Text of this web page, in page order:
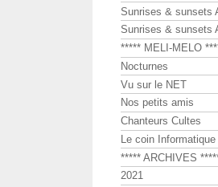
Sunrises & sunsets
Sunrises & sunsets
***** MELI-MELO
Nocturnes
Vu sur le NET
Nos petits amis
Chanteurs Cultes
Le coin Informatique
***** ARCHIVES
2021